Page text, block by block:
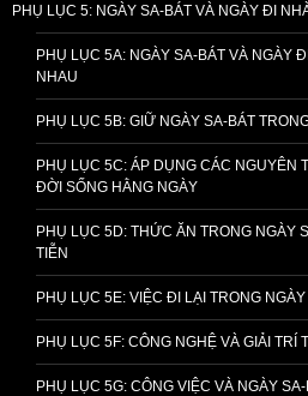
PHỤ LỤC 5: NGÀY SA-BÁT VÀ NGÀY ĐI
PHỤ LỤC 5A: NGÀY SA-BÁT VÀ NGÀY
NHAU
PHỤ LỤC 5B: GIỮ NGÀY SA-BÁT
PHỤ LỤC 5C: ÁP DỤNG CÁC NGUYÊN
ĐỜI SỐNG HẰNG NGÀY
PHỤ LỤC 5D: THỨC ĂN TRONG NGÀY
TIỄN
PHỤ LỤC 5E: VIỆC ĐI LẠI TRONG
PHỤ LỤC 5F: CÔNG NGHỆ VÀ GIẢI TRÍ
PHỤ LỤC 5G: CÔNG VIỆC VÀ NGÀY